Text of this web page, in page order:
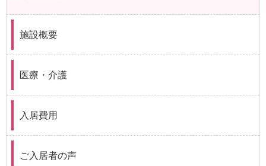
施設概要
医療・介護
入居費用
ご入居者の声